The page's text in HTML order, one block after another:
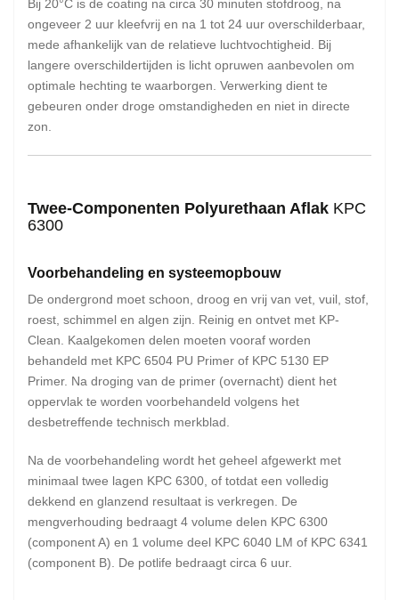
Bij 20°C is de coating na circa 30 minuten stofdroog, na
ongeveer 2 uur kleefvrij en na 1 tot 24 uur overschilderbaar,
mede afhankelijk van de relatieve luchtvochtigheid. Bij
langere overschildertijden is licht opruwen aanbevolen om
optimale hechting te waarborgen. Verwerking dient te
gebeuren onder droge omstandigheden en niet in directe
zon.
Twee-Componenten Polyurethaan Aflak KPC
6300
Voorbehandeling en systeemopbouw
De ondergrond moet schoon, droog en vrij van vet, vuil, stof,
roest, schimmel en algen zijn. Reinig en ontvet met KP-
Clean. Kaalgekomen delen moeten vooraf worden
behandeld met KPC 6504 PU Primer of KPC 5130 EP
Primer. Na droging van de primer (overnacht) dient het
oppervlak te worden voorbehandeld volgens het
desbetreffende technisch merkblad.
Na de voorbehandeling wordt het geheel afgewerkt met
minimaal twee lagen KPC 6300, of totdat een volledig
dekkend en glanzend resultaat is verkregen. De
mengverhouding bedraagt 4 volume delen KPC 6300
(component A) en 1 volume deel KPC 6040 LM of KPC 6341
(component B). De potlife bedraagt circa 6 uur.